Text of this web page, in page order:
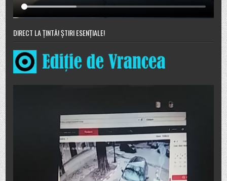
DIRECT LA ȚINTĂ! ȘTIRI ESENȚIALE!